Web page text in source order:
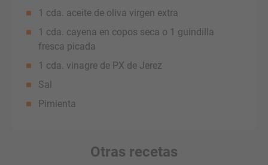
1 cda. aceite de oliva virgen extra
1 cda. cayena en copos seca o 1 guindilla
fresca picada
1 cda. vinagre de PX de Jerez
Sal
Pimienta
Otras recetas